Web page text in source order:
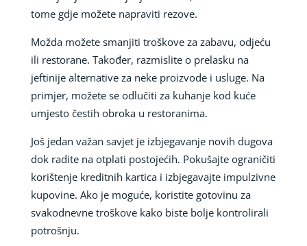
tome gdje možete napraviti rezove.
Možda možete smanjiti troškove za zabavu, odjeću
ili restorane. Također, razmislite o prelasku na
jeftinije alternative za neke proizvode i usluge. Na
primjer, možete se odlučiti za kuhanje kod kuće
umjesto čestih obroka u restoranima.
Još jedan važan savjet je izbjegavanje novih dugova
dok radite na otplati postojećih. Pokušajte ograničiti
korištenje kreditnih kartica i izbjegavajte impulzivne
kupovine. Ako je moguće, koristite gotovinu za
svakodnevne troškove kako biste bolje kontrolirali
potrošnju.